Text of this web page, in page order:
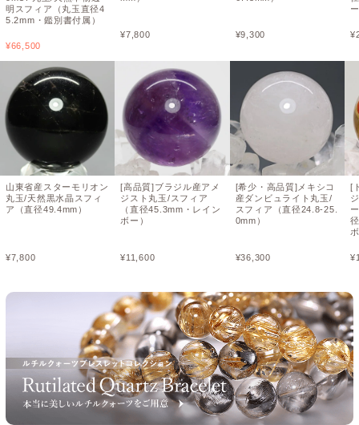
明スフィア（丸玉直径4
5.2mm・鑑別書付属）
¥66,500
山東省産スターモリオン
丸玉/天然黒水晶スフィ
ア（直径49.4mm）
¥7,800
¥7,800
[高品質]ブラジル産アメ
ジスト丸玉/スフィア
（直径45.3mm・レイン
ボー）
¥11,600
¥9,300
[希少・高品質]メキシコ
産ダンビュライト丸玉/
スフィア（直径24.8-25.
0mm）
¥36,300
¥
[
¥